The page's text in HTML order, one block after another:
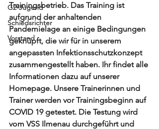
G2-Jugend
Schiedsrichter
Vorstand
Trainingsbetrieb. Das Training ist
aufgrund der anhaltenden
Pandemielage an einige Bedingungen
geknüpft, die wir für in unserem
angepassten Infektionsschutzkonzept
zusammengestellt haben. Ihr findet alle
Informationen dazu auf unserer
Homepage. Unsere Trainerinnen und
Trainer werden vor Trainingsbeginn auf
COVID 19 getestet. Die Testung wird
vom VSS Ilmenau durchgeführt und